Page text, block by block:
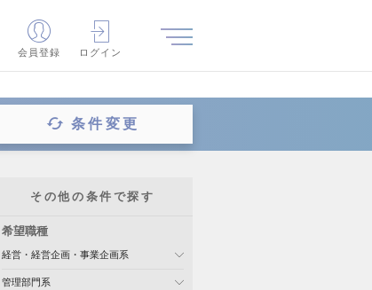
会員登録 ログイン
条件変更
その他の条件で探す
希望職種
経営・経営企画・事業企画系
管理部門系